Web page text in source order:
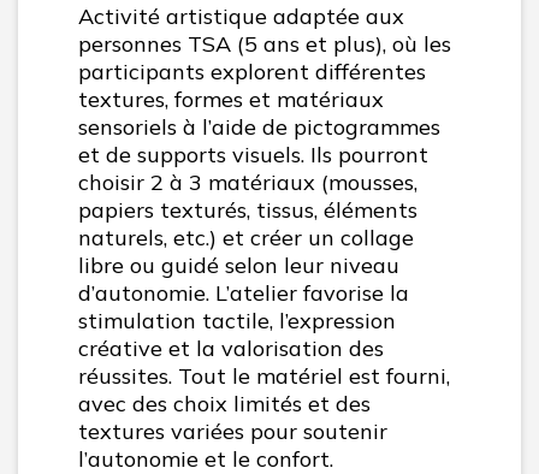
Activité artistique adaptée aux
personnes TSA (5 ans et plus), où les
participants explorent différentes
textures, formes et matériaux
sensoriels à l’aide de pictogrammes
et de supports visuels. Ils pourront
choisir 2 à 3 matériaux (mousses,
papiers texturés, tissus, éléments
naturels, etc.) et créer un collage
libre ou guidé selon leur niveau
d’autonomie. L’atelier favorise la
stimulation tactile, l’expression
créative et la valorisation des
réussites. Tout le matériel est fourni,
avec des choix limités et des
textures variées pour soutenir
l’autonomie et le confort.